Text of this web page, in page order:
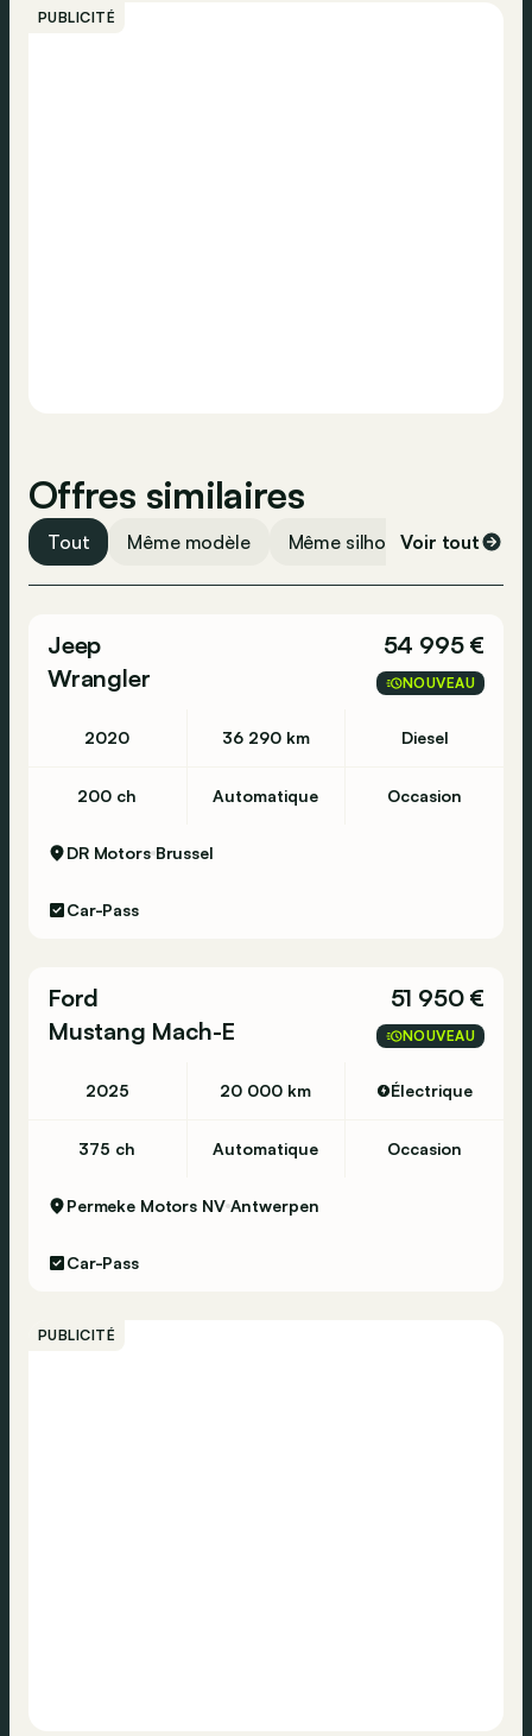
USB
PUBLICITÉ
Offres similaires
Tout Même modèle Même silhouette Même
Voir tout
Jeep
Wrangler
54 995 €
NOUVEAU
2020 36 290 km Diesel
200 ch Automatique Occasion
DR Motors Brussel
Car-Pass
Ford
Mustang Mach-E
51 950 €
NOUVEAU
2025 20 000 km Électrique
375 ch Automatique Occasion
Permeke Motors NV Antwerpen
Car-Pass
PUBLICITÉ